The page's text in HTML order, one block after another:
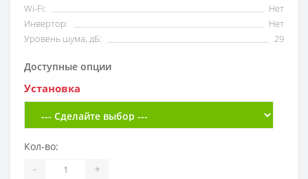
Wi-Fi:
Нет
Инвертор:
Нет
Уровень шума, дБ:
29
Доступные опции
Установка
Кол-во:
- +